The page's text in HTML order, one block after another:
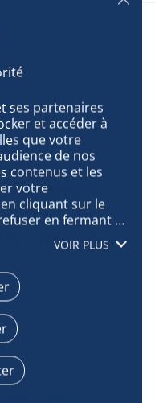
ses partenaires
et accéder à
que votre
de nos
contenus et les
votre
cliquant sur le
en fermant
le détail de
choix pour
sur « paramétrer
», vous acceptez
stockées
des données sur
améliorer nos
la fraude et
le contenu,
VOIR PLUS
Monaco
à la
de
leur prochaine
de la Décennie